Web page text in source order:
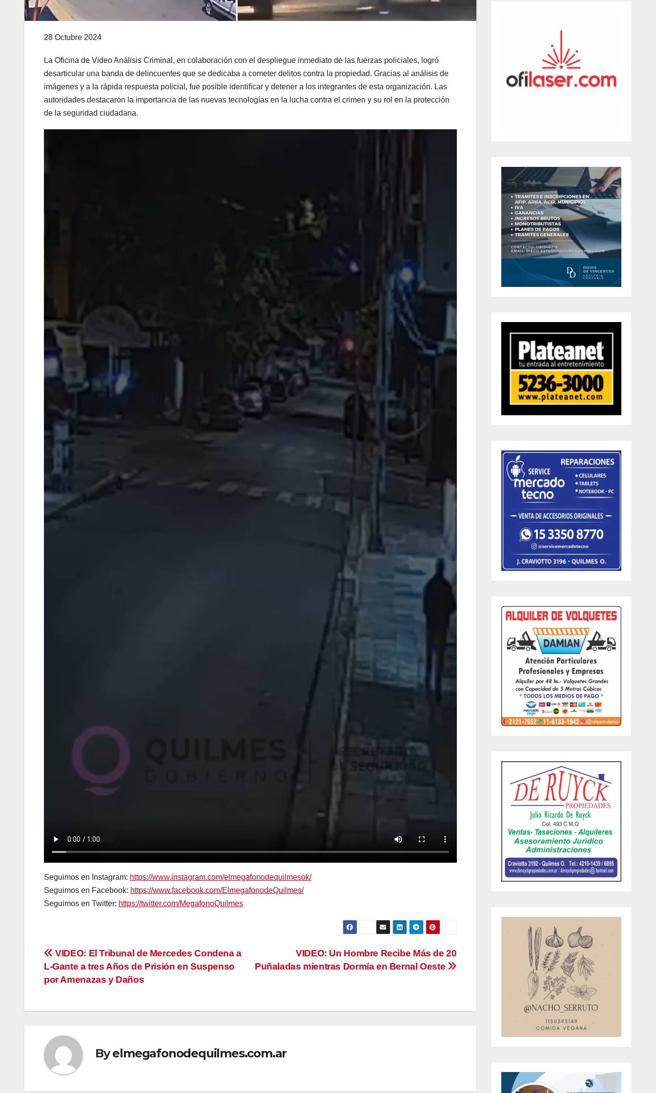
28 Octubre 2024
La Oficina de Video Análisis Criminal, en colaboración con el despliegue inmediato de las fuerzas policiales, logró
desarticular una banda de delincuentes que se dedicaba a cometer delitos contra la propiedad. Gracias al análisis de
imágenes y a la rápida respuesta policial, fue posible identificar y detener a los integrantes de esta organización. Las
autoridades destacaron la importancia de las nuevas tecnologías en la lucha contra el crimen y su rol en la protección
de la seguridad ciudadana.
Seguimos en Instagram: https://www.instagram.com/elmegafonodequilmesok/
Seguimos en Facebook: https://www.facebook.com/ElmegafonodeQuilmes/
Seguimos en Twitter: https://twitter.com/MegafonoQuilmes
Navegación
de
VIDEO: Un Hombre Recibe Más de 20
Puñaladas mientras Dormía en Bernal Oeste
VIDEO: El Tribunal de Mercedes Condena a
L-Gante a tres Años de Prisión en Suspenso
por Amenazas y Daños
Byelmegafonodequilmes.com.ar